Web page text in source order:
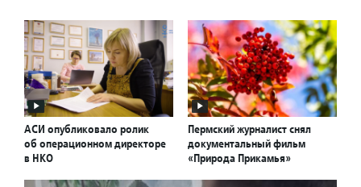
АСИ опубликовало ролик
об операционном директоре
в НКО
Пермский журналист снял
документальный фильм
«Природа Прикамья»